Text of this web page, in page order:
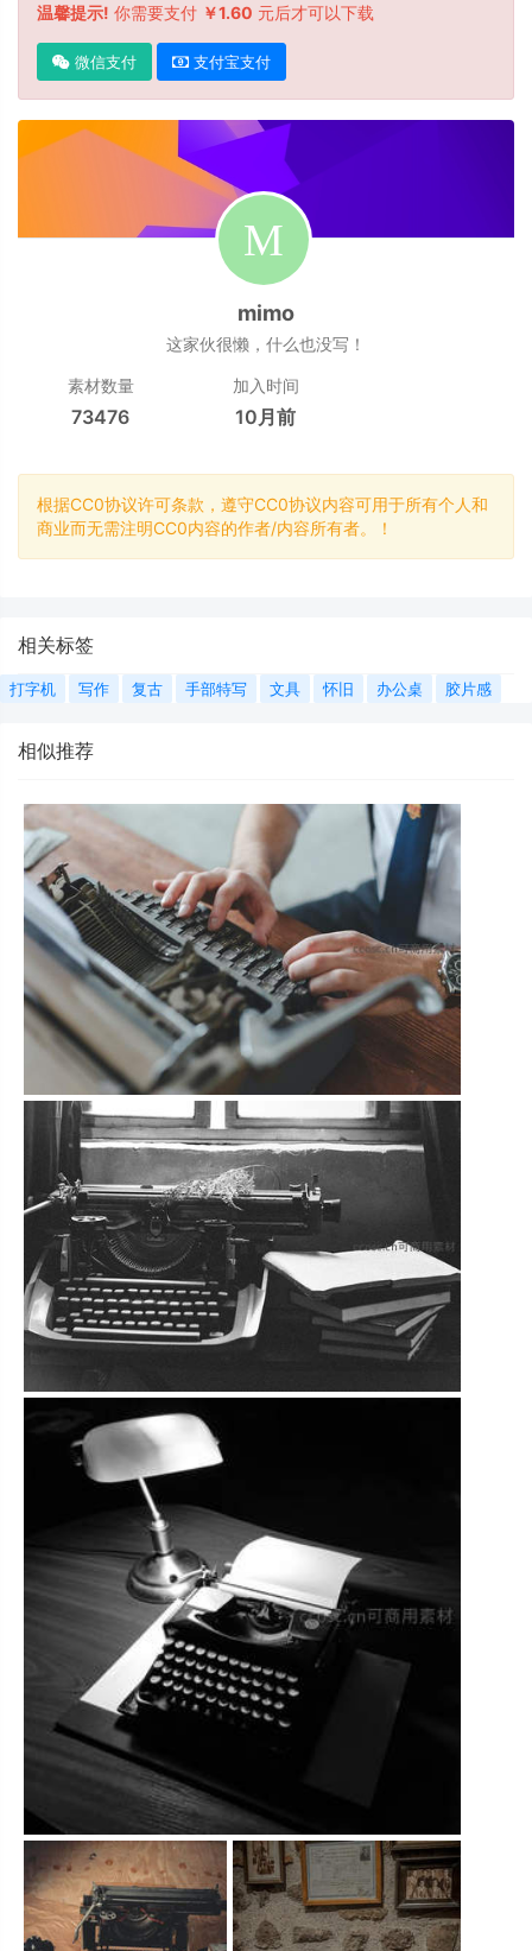
温馨提示! 你需要支付 ￥1.60 元后才可以下载
微信支付 支付宝支付
mimo
这家伙很懒，什么也没写！
素材数量
73476
加入时间
10月前
根据CC0协议许可条款，遵守CC0协议内容可用于所有个人和
商业而无需注明CC0内容的作者/内容所有者。！
相关标签
打字机 写作 复古 手部特写 文具 怀旧 办公桌 胶片感
相似推荐